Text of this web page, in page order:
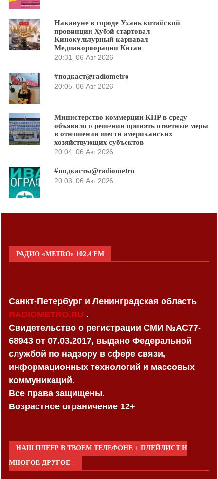
Накануне в городе Ухань китайской
провинции Хубэй стартовал
Кинокультурный карнавал
Медиакорпорации Китая
20:31
06 Авг 2026
#подкаст@radiometro
20:05 06 Авг 2026
Министерство коммерции КНР в среду
объявило о решении принять ответные меры
в отношении шести американских
хозяйствующих субъектов
20:04 06 Авг 2026
#подкасты@radiometro
20:03 06 Авг 2026
РАДИО «METRO» 102.4 FM
Санкт-Петербург и Ленинградская область
RADIOMETRO.RU .
Свидетельство о регистрации СМИ №AC77-
68943 от 07.03.2017, выдано Федеральной
службой по надзору в сфере связи,
информационных технологий и массовых
коммуникаций.
Все права защищены.
Возрастное ограничение 12+
НАШ ПЛЕЕР В ТВОЕМ ТЕЛЕФОНЕ + ПЛЕЙЛИСТ И
МНОГОЕ ДРУГОЕ :